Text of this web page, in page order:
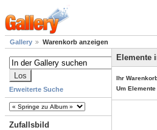
Gallery Warenkorb anzeigen
Erweiterte Suche
Zufallsbild
Elemente
Ihr
Um